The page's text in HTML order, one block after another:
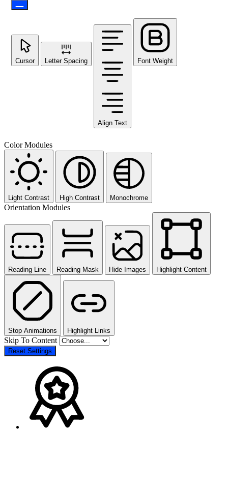
Cursor Letter Spacing
Align Text
Font Weight
Color Modules
Light Contrast High Contrast Monochrome
Orientation Modules
Reading Line Reading Mask Hide Images Highlight Content
Stop Animations Highlight Links
Skip To Content
Reset Settings